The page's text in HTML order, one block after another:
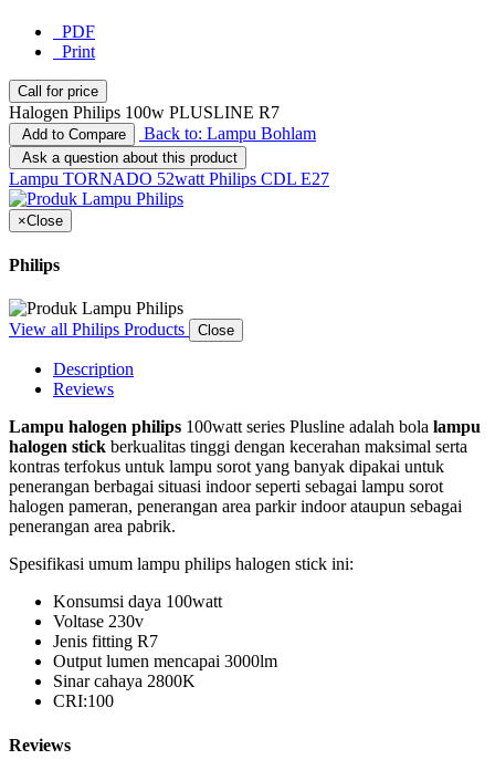
PDF
Print
Call for price
Halogen Philips 100w PLUSLINE R7
Add to Compare Back to: Lampu Bohlam
Ask a question about this product
Lampu TORNADO 52watt Philips CDL E27
×Close
Philips
View all Philips Products Close
Description
Reviews
Lampu halogen philips 100watt series Plusline adalah bola lampu
halogen stick berkualitas tinggi dengan kecerahan maksimal serta
kontras terfokus untuk lampu sorot yang banyak dipakai untuk
penerangan berbagai situasi indoor seperti sebagai lampu sorot
halogen pameran, penerangan area parkir indoor ataupun sebagai
penerangan area pabrik.
Spesifikasi umum lampu philips halogen stick ini:
Konsumsi daya 100watt
Voltase 230v
Jenis fitting R7
Output lumen mencapai 3000lm
Sinar cahaya 2800K
CRI:100
Reviews